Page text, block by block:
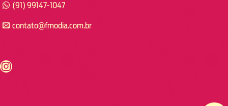
(91) 99147-1047
contato@fmodia.com.br
https://www.instagram.com/fmodia.cabofrio/